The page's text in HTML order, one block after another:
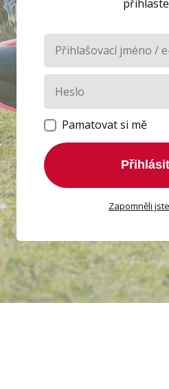
Pamatovat si mě
Zapomněli